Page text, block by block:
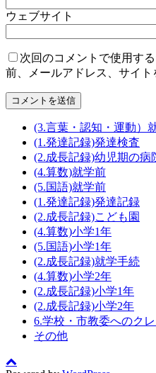
ウェブサイト
次回のコメントで使用す
前、メールアドレス、サイト
(3.言葉・認知・運動）
(1.発達記録)発達検査
(2.成長記録)幼児期の病
(4.算数)就学前
(5.国語)就学前
(1.発達記録)発達記録
(2.成長記録)こども園
(4.算数)小学1年
(5.国語)小学1年
(2.成長記録)就学手続
(4.算数)小学2年
(2.成長記録)小学1年
(2.成長記録)小学2年
6.学校・市教委へのク
その他